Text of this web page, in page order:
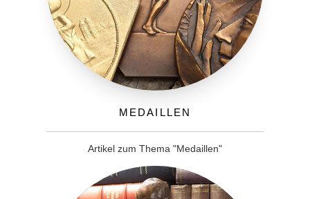
Medaillen
Artikel zum Thema "Medaillen"